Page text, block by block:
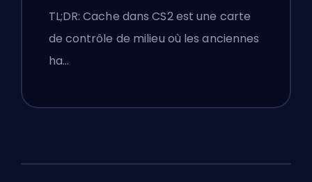
Conseils Premier
TL;DR: Cache dans CS2 est une carte
de contrôle de milieu où les anciennes
ha…